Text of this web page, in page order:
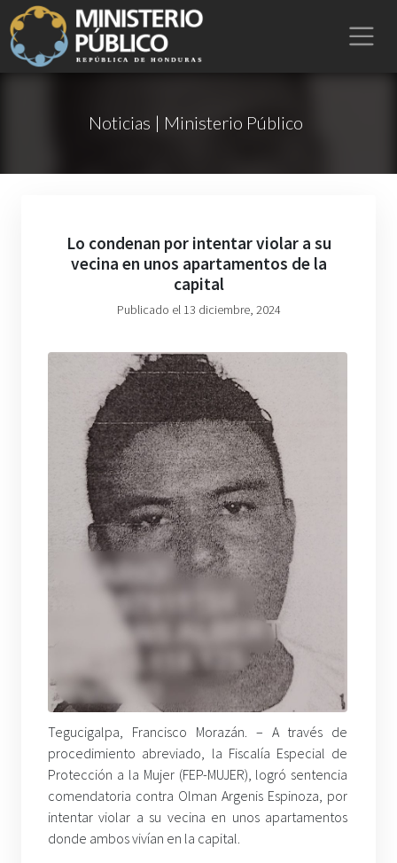
Noticias | Ministerio Público
Lo condenan por intentar violar a su
vecina en unos apartamentos de la
capital
Publicado el 13 diciembre, 2024
Tegucigalpa, Francisco Morazán. – A través de
procedimiento abreviado, la Fiscalía Especial de
Protección a la Mujer (FEP-MUJER), logró sentencia
comendatoria contra Olman Argenis Espinoza, por
intentar violar a su vecina en unos apartamentos
donde ambos vivían en la capital.